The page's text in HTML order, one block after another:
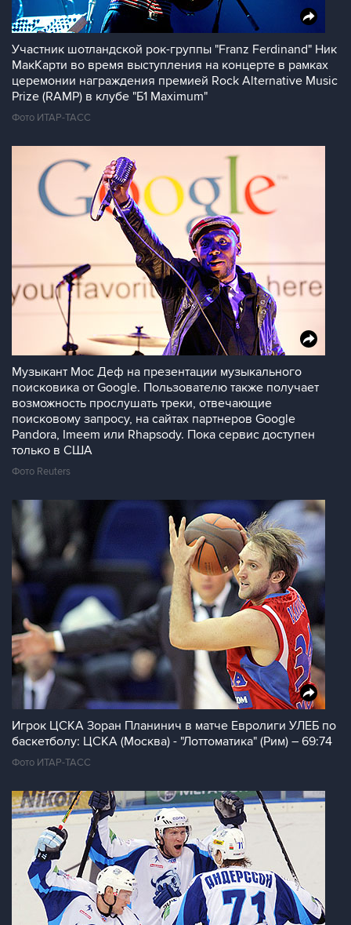
Участник шотландской рок-группы "Franz Ferdinand" Ник
МакКарти во время выступления на концерте в рамках
церемонии награждения премией Rock Alternative Music
Prize (RAMP) в клубе "Б1 Maximum"
Фото ИТАР-ТАСС
Музыкант Мос Деф на презентации музыкального
поисковика от Google. Пользователю также получает
возможность прослушать треки, отвечающие
поисковому запросу, на сайтах партнеров Google
Pandora, Imeem или Rhapsody. Пока сервис доступен
только в США
Фото Reuters
Игрок ЦСКА Зоран Планинич в матче Евролиги УЛЕБ по
баскетболу: ЦСКА (Москва) - "Лоттоматика" (Рим) – 69:74
Фото ИТАР-ТАСС